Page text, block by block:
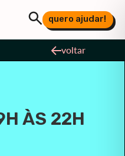
quero ajudar!
voltar
ÀS 22H